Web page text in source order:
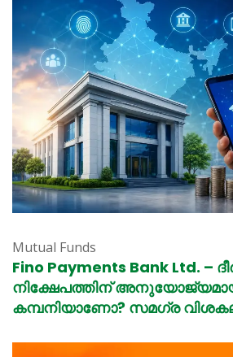
Mutual Funds
Fino Payments Bank Ltd. –
നിക്ഷേപത്തിന്
കമ്പനിയാണോ? സമഗ്ര